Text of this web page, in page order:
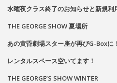
水曜夜クラス終了のお知らせと新規利
THE GEORGE SHOW 夏場所
あの黄昏劇場スター座が再びG-Boxに！
レンタルスペース空いてます！
THE GEORGE’S SHOW WINTER